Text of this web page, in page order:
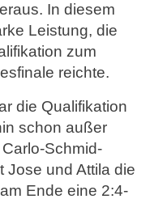
In diesem
Leistung, die
zum
reichte.
die Qualifikation
schon außer
Schmid-
Jose und Attila die
Ende eine 2:4-